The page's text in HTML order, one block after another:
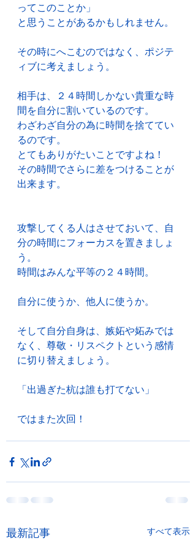
ってこのことか」
と思うことがあるかもしれません。
その時にへこむのではなく、ポジテ
ィブに考えましょう。
相手は、２４時間しかない貴重な時
間を自分に割いているのです。
わざわざ自分の為に時間を捨ててい
るのです。
とてもありがたいことですよね！
その時間でさらに差をつけることが
出来ます。
攻撃してくる人はさせておいて、自
分の時間にフォーカスを置きましょ
う。
時間はみんな平等の２４時間。
自分に使うか、他人に使うか。
そして自分自身は、嫉妬や妬みでは
なく、尊敬・リスペクトという感情
に切り替えましょう。
「出過ぎた杭は誰も打てない」
ではまた次回！
最新記事 すべて表示